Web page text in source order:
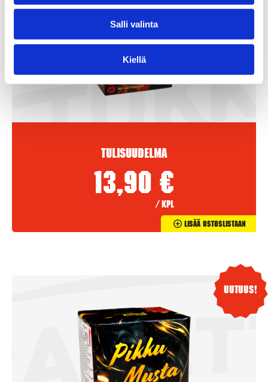
Salli valinta
Kiellä
Tulisuudelma
13,90 €
/ kpl
Lisää Ostoslistaan
Uutuus!